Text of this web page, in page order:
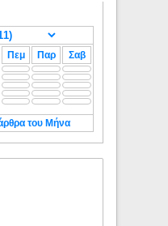
Πεμ Παρ Σαβ
του Μήνα